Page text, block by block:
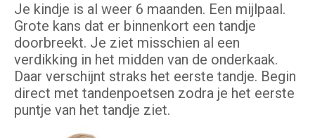
Je kindje is al weer 6 maanden. Een mijlpaal.
Grote kans dat er binnenkort een tandje
doorbreekt. Je ziet misschien al een
verdikking in het midden van de onderkaak.
Daar verschijnt straks het eerste tandje. Begin
direct met tandenpoetsen zodra je het eerste
puntje van het tandje ziet.